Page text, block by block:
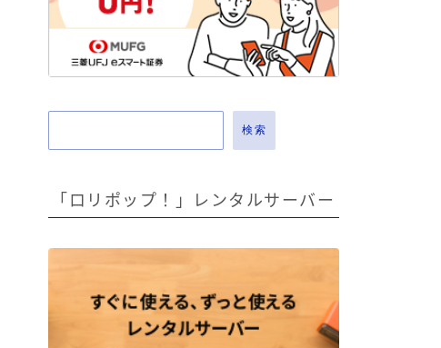
検索
「ロリポップ！」レンタルサーバー